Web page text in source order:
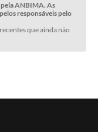
ANBIMA. As
responsáveis pelo
que ainda não